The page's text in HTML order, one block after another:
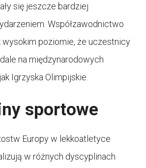
się jeszcze bardziej
Współzawodnictwo
wysokim poziomie, że uczestnicy
na międzynarodowych
Igrzyska Olimpijskie.
sportowe
Europy w lekkoatletyce
w różnych dyscyplinach